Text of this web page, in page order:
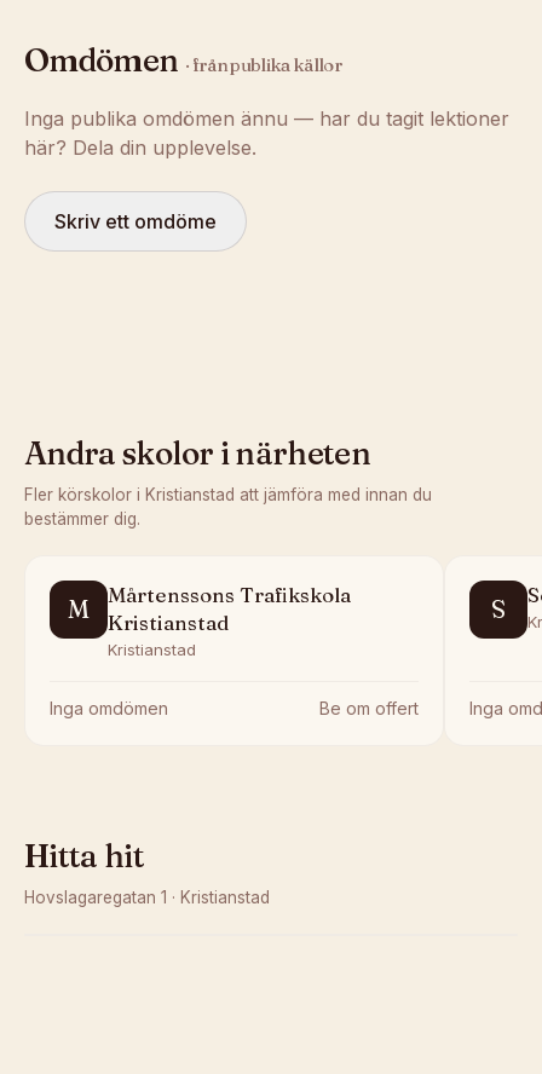
Omdömen · från publika källor
Inga publika omdömen ännu — har du tagit lektioner
här? Dela din upplevelse.
Skriv ett omdöme
Andra skolor i närheten
Fler körskolor i Kristianstad att jämföra med innan du
bestämmer dig.
M
Mårtenssons Trafikskola
Kristianstad
Kristianstad
Inga omdömen Be om offert
S
Inga
Hitta hit
Hovslagaregatan 1 · Kristianstad